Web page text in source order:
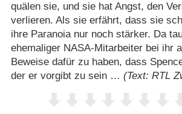
quälen sie, und sie hat Angst, den
verlieren. Als sie erfährt, dass sie
ihre Paranoia nur noch stärker. Da
ehemaliger NASA-Mitarbeiter bei ihr
Beweise dafür zu haben, dass
der er vorgibt zu sein … (Text: RTL